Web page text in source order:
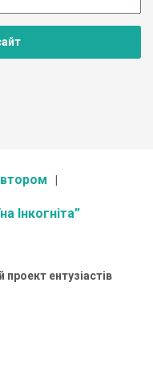
Інкогніта”
проект ентузіастів